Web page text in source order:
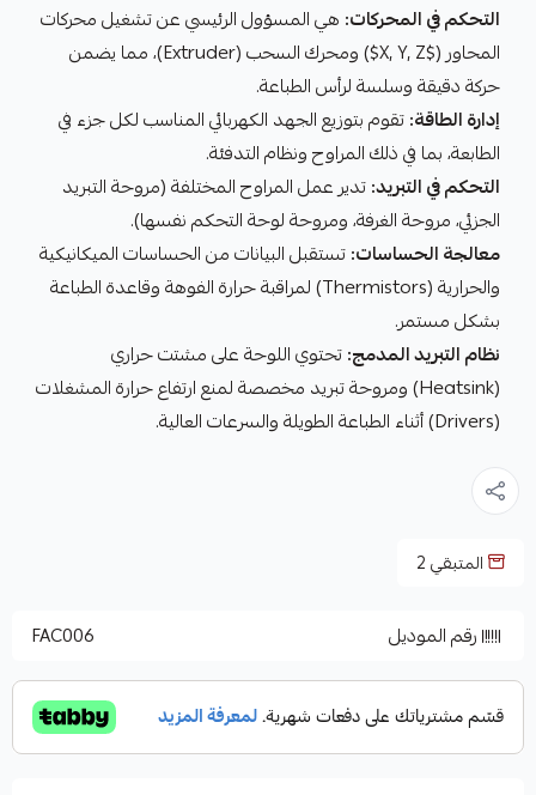
التحكم في المحركات: هي المسؤول الرئيسي عن تشغيل محركات
المحاور ($X, Y, Z$) ومحرك السحب (Extruder)، مما يضمن
حركة دقيقة وسلسة لرأس الطباعة.
إدارة الطاقة:تقوم بتوزيع الجهد الكهربائي المناسب لكل جزء في
الطابعة، بما في ذلك المراوح ونظام التدفئة.
التحكم في التبريد:تدير عمل المراوح المختلفة (مروحة التبريد
الجزئي، مروحة الغرفة، ومروحة لوحة التحكم نفسها).
معالجة الحساسات:تستقبل البيانات من الحساسات الميكانيكية
والحرارية (Thermistors) لمراقبة حرارة الفوهة وقاعدة الطباعة
بشكل مستمر.
نظام التبريد المدمج:تحتوي اللوحة على مشتت حراري
(Heatsink) ومروحة تبريد مخصصة لمنع ارتفاع حرارة المشغلات
(Drivers) أثناء الطباعة الطويلة والسرعات العالية.
المتبقي2
رقم الموديل FAC006